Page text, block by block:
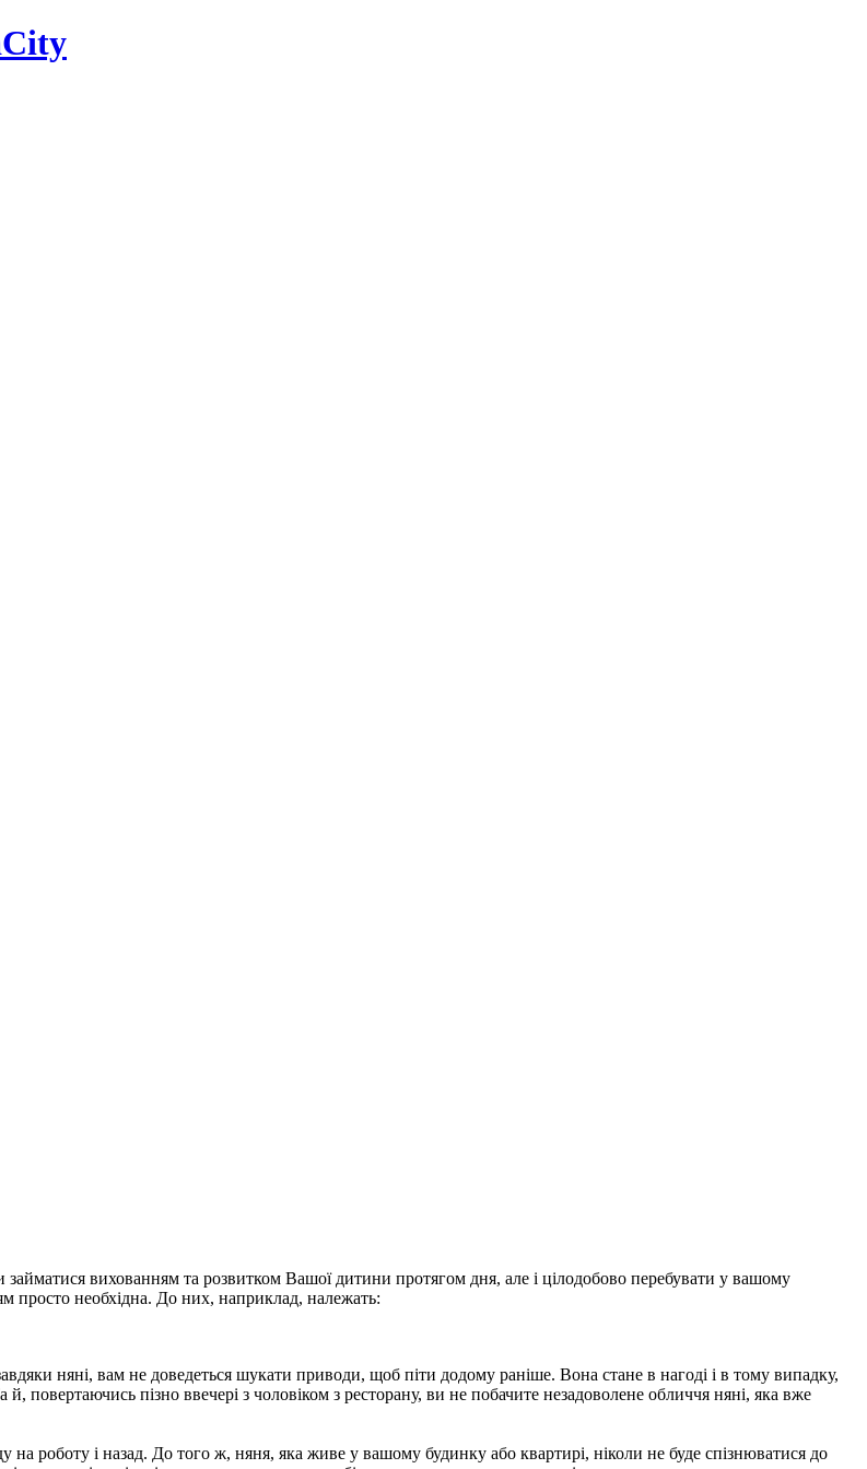
вихованням та розвитком Вашої дитини протягом дня, але і цілодобово перебувати у вашому
просто необхідна. До них, наприклад, належать:
няні, вам не доведеться шукати приводи, щоб піти додому раніше. Вона стане в нагоді і в тому випадку,
повертаючись пізно ввечері з чоловіком з ресторану, ви не побачите незадоволене обличчя няні, яка вже
роботу і назад. До того ж, няня, яка живе у вашому будинку або квартирі, ніколи не буде спізнюватися до